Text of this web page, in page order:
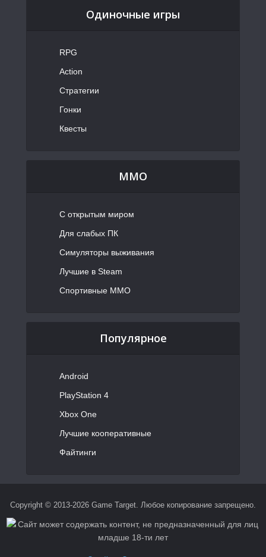
Одиночные игры
RPG
Action
Стратегии
Гонки
Квесты
MMO
С открытым миром
Для слабых ПК
Симуляторы выживания
Лучшие в Steam
Спортивные MMO
Популярное
Android
PlayStation 4
Xbox One
Лучшие кооперативные
Файтинги
Copyright © 2013-2026 Game Target. Любое копирование запрещено.